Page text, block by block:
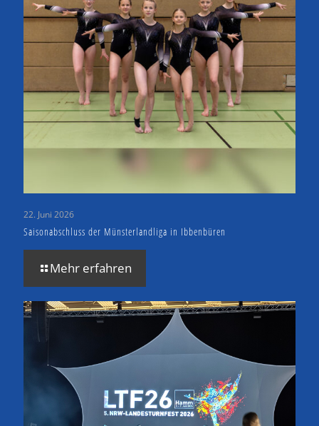
22. Juni 2026
Saisonabschluss der Münsterlandliga in Ibbenbüren
Mehr erfahren